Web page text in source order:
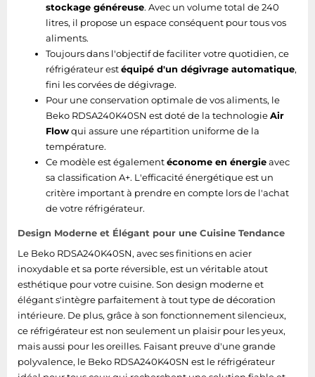
Poids et dimensions
Poids
Hauteur 1465 mm
Profondeur 574 mm
Largeur 540 mm
compartiment du milieu
Compartiment du
milieu
Non
Zone fraîche
Nouvelle zone
compartiment
Non
Congélateur
Bac à glaçons Oui
stockage généreuse. Avec un volume total de 240
litres, il propose un espace conséquent pour tous vos
aliments.
Toujours dans l'objectif de faciliter votre quotidien, ce
réfrigérateur estéquipé d'un dégivrage automatique,
fini les corvées de dégivrage.
Pour une conservation optimale de vos aliments, le
Beko RDSA240K40SN est doté de la technologieAir
Flowqui assure une répartition uniforme de la
température.
Ce modèle est égalementéconome en énergieavec
sa classification A+. L'efficacité énergétique est un
critère important à prendre en compte lors de l'achat
de votre réfrigérateur.
Design Moderne et Élégant pour une Cuisine Tendance
Le Beko RDSA240K40SN, avec ses finitions en acier
inoxydable et sa porte réversible, est un véritable atout
esthétique pour votre cuisine. Son design moderne et
élégant s'intègre parfaitement à tout type de décoration
intérieure. De plus, grâce à son fonctionnement silencieux,
ce réfrigérateur est non seulement un plaisir pour les yeux,
mais aussi pour les oreilles. Faisant preuve d'une grande
polyvalence, le Beko RDSA240K40SN est le réfrigérateur